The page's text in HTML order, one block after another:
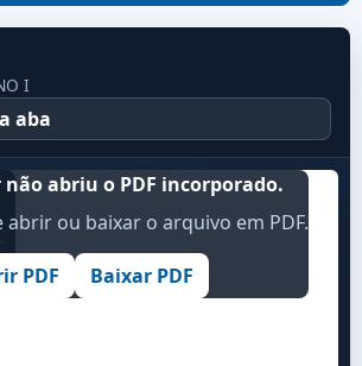
I
aba
não abriu o PDF incorporado.
abrir ou baixar o arquivo em PDF.
PDF Baixar PDF